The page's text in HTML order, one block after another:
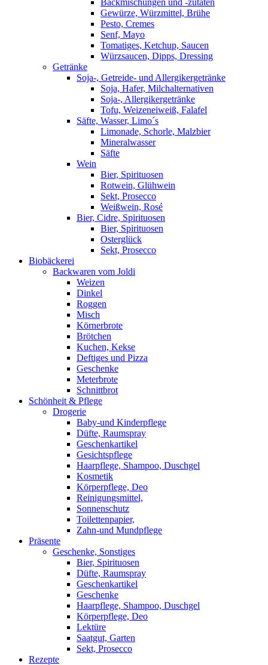
Backmischungen und -zutaten
Gewürze, Würzmittel, Brühe
Pesto, Cremes
Senf, Mayo
Tomatiges, Ketchup, Saucen
Würzsaucen, Dipps, Dressing
Getränke
Soja-, Getreide- und Allergikergetränke
Soja, Hafer, Milchalternativen
Soja-, Allergikergetränke
Tofu, Weizeneiweiß, Falafel
Säfte, Wasser, Limo´s
Limonade, Schorle, Malzbier
Mineralwasser
Säfte
Wein
Bier, Spirituosen
Rotwein, Glühwein
Sekt, Prosecco
Weißwein, Rosé
Bier, Cidre, Spirituosen
Bier, Spirituosen
Osterglück
Sekt, Prosecco
Biobäckerei
Backwaren vom Joldi
Weizen
Dinkel
Roggen
Misch
Körnerbrote
Brötchen
Kuchen, Kekse
Deftiges und Pizza
Geschenke
Meterbrote
Schnittbrot
Schönheit & Pflege
Drogerie
Baby-und Kinderpflege
Düfte, Raumspray
Geschenkartikel
Gesichtspflege
Haarpflege, Shampoo, Duschgel
Kosmetik
Körperpflege, Deo
Reinigungsmittel,
Sonnenschutz
Toilettenpapier,
Zahn-und Mundpflege
Präsente
Geschenke, Sonstiges
Bier, Spirituosen
Düfte, Raumspray
Geschenkartikel
Geschenke
Haarpflege, Shampoo, Duschgel
Körperpflege, Deo
Lektüre
Saatgut, Garten
Sekt, Prosecco
Rezepte